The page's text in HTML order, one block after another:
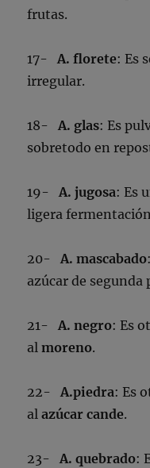
frutas.
17-A. florete: Es
irregular.
18-A. glas: Es
sobretodo en
19-A. jugosa: Es
ligera
20-A. mascabado
azúcar de segunda
21-A. negro: Es
almoreno.
22-A.piedra: Es
alazúcar cande.
23-A. quebrado: